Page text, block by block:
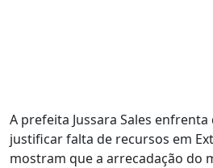
A prefeita Jussara Sales
justificar falta de recursos em
mostram que a arrecadação do